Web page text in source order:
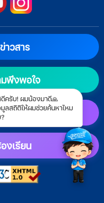
ครับ! ผมน้องมาดี🙏
ลสถิติให้ผมช่วยค้นหาไหม
าวสาร
มพึงพอใจ
าแสดงผล
งเรียน